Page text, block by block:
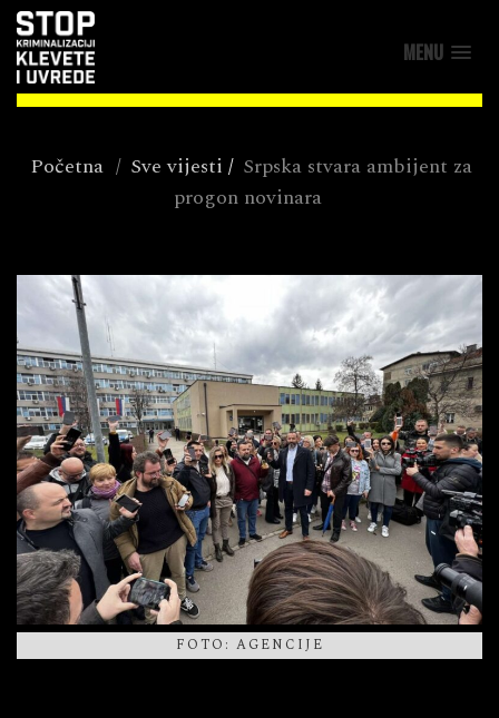
MENU
Početna / Sve vijesti / Srpska stvara ambijent za
progon novinara
FOTO: AGENCIJE